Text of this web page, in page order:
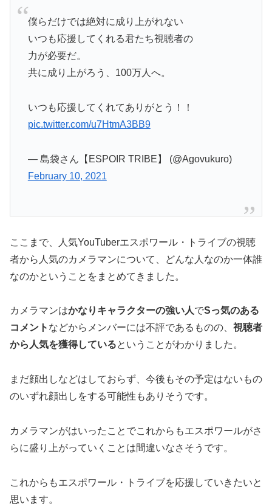
僕らだけでは絶対に成り上がれない
いつも応援してくれる君たち視聴者の
力が必要だ。
共に成り上がろう、100万人へ。
いつも応援してくれてありがとう！！
pic.twitter.com/u7HtmA3BB9
— 島袋さん【ESPOIR TRIBE】 (@Agovukuro)
February 10, 2021
ここまで、人気YouTuberエスポワール・トライブの視聴
者から人気のカメラマンについて、どんな人なのか一体誰
なのかということをまとめてきました。
カメラマンはかなりキャラクターの強い人でSっ気のある
コメント などからメンバーには不評であるものの、 視聴者
から人気を獲得しているということがわかりました。
まだ顔出しなどはしておらず、今後もその予定はないもの
のいずれ顔出しをする可能性もありそうです。
カメラマンがはいったことでこれからもエスポワールがさ
らに盛り上がっていくことは間違いなさそうです。
これからもエスポワール・トライブを応援していきたいと
思います。